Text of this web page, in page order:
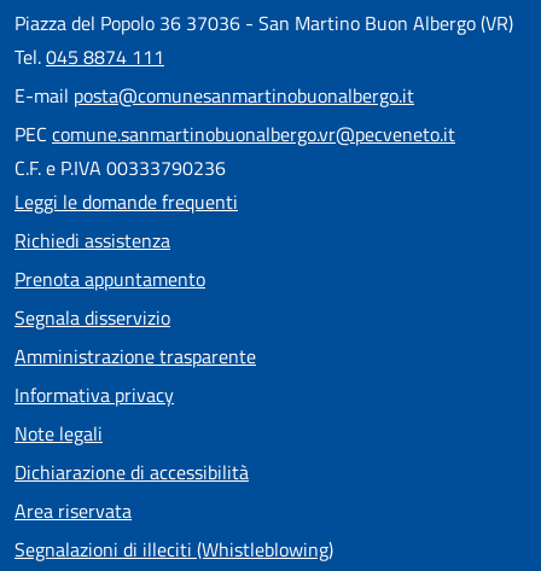
Piazza del Popolo 36 37036 - San Martino Buon Albergo (VR)
Tel.045 8874 111
E-mail posta@comunesanmartinobuonalbergo.it
PEC comune.sanmartinobuonalbergo.vr@pecveneto.it
C.F. e P.IVA 00333790236
Leggi le domande frequenti
Richiedi assistenza
Prenota appuntamento
Segnala disservizio
Amministrazione trasparente
Informativa privacy
Note legali
Dichiarazione di accessibilità
Area riservata
Segnalazioni di illeciti (Whistleblowing)